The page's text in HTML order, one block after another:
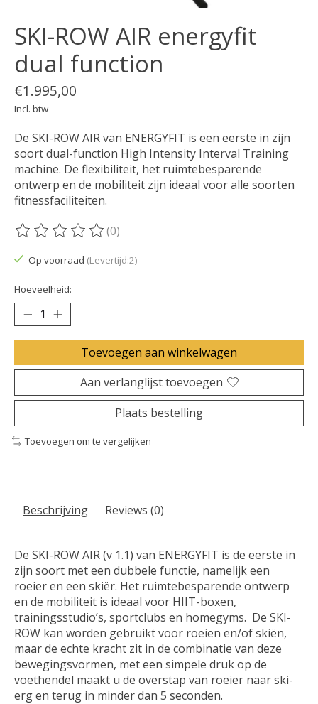
SKI-ROW AIR energyfit
dual function
€1.995,00
Incl. btw
De SKI-ROW AIR van ENERGYFIT is een eerste in zijn
soort dual-function High Intensity Interval Training
machine. De flexibiliteit, het ruimtebesparende
ontwerp en de mobiliteit zijn ideaal voor alle soorten
fitnessfaciliteiten.
De beoordeling van dit product is
(0)
Op voorraad (Levertijd:2)
Hoeveelheid:
Toevoegen aan winkelwagen
Aan verlanglijst toevoegen
Plaats bestelling
Toevoegen om te vergelijken
Beschrijving Reviews (0)
De SKI-ROW AIR (v 1.1) van ENERGYFIT is de eerste in
zijn soort met een dubbele functie, namelijk een
roeier en een skiër. Het ruimtebesparende ontwerp
en de mobiliteit is ideaal voor HIIT-boxen,
trainingsstudio’s, sportclubs en homegyms. De SKI-
ROW kan worden gebruikt voor roeien en/of skiën,
maar de echte kracht zit in de combinatie van deze
bewegingsvormen, met een simpele druk op de
voethendel maakt u de overstap van roeier naar ski-
erg en terug in minder dan 5 seconden.